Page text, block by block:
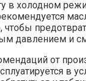
в холодном
чтобы
давлением и
от
в